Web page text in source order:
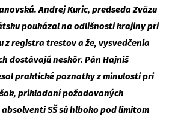
Andrej Kuric, predseda Zväzu
poukázal na odlišnosti krajiny pri
z registra trestov a že, vysvedčenia
dostávajú neskôr. Pán Hajniš
praktické poznatky z minulosti pri
prikladaní požadovaných
SŠ sú hlboko pod limitom